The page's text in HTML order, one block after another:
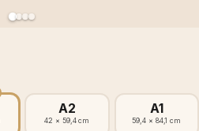
A2
42 × 59,4 cm
A1
59,4 × 84,1 cm